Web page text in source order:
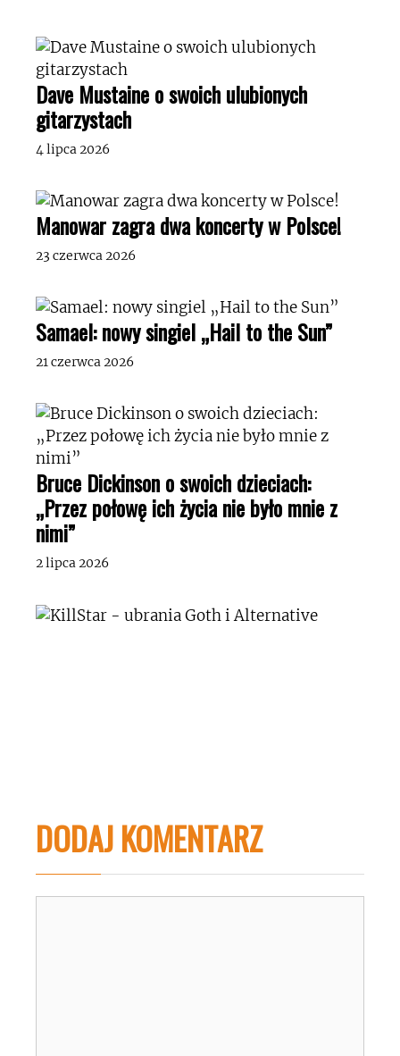
Dave Mustaine o swoich ulubionych
gitarzystach
4 lipca 2026
Manowar zagra dwa koncerty w Polsce!
23 czerwca 2026
Samael: nowy singiel „Hail to the Sun”
21 czerwca 2026
Bruce Dickinson o swoich dzieciach:
„Przez połowę ich życia nie było mnie z
nimi”
2 lipca 2026
DODAJ KOMENTARZ